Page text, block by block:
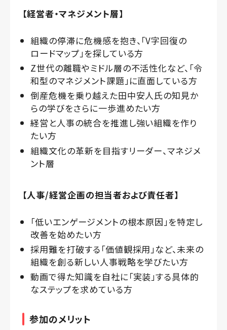
【経営者・マネジメント層】
組織の停滞に危機感を抱き、「V字回復の
ロードマップ」を探している方
Z世代の離職やミドル層の不活性化など、「令
和型のマネジメント課題」に直面している方
倒産危機を乗り越えた田中安人氏の知見か
らの学びをさらに一歩進めたい方
経営と人事の統合を推進し強い組織を作り
たい方
組織文化の革新を目指すリーダー、マネジメ
ント層
【人事/経営企画の担当者および責任者】
「低いエンゲージメントの根本原因」を特定し
改善を始めたい方
採用難を打破する「価値観採用」など、未来の
組織を創る新しい人事戦略を学びたい方
動画で得た知識を自社に「実装」する具体的
なステップを求めている方
参加のメリット